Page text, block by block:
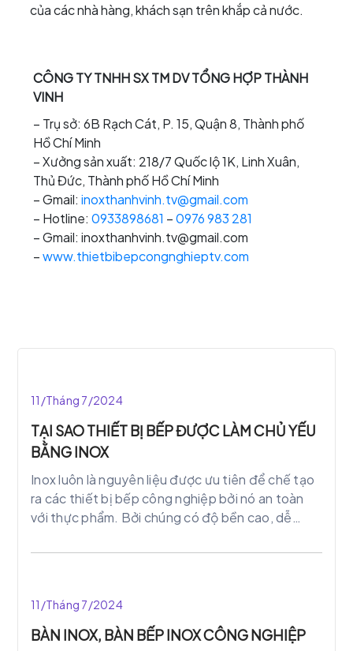
của các nhà hàng, khách sạn trên khắp cả nước.
CÔNG TY TNHH SX TM DV TỔNG HỢP THÀNH
VINH
– Trụ sở: 6B Rạch Cát, P. 15, Quận 8, Thành phố
Hồ Chí Minh
– Xưởng sản xuất: 218/7 Quốc lộ 1K, Linh Xuân,
Thủ Đức, Thành phố Hồ Chí Minh
– Gmail: inoxthanhvinh.tv@gmail.com
– Hotline: 0933898681 –0976 983 281
– Gmail: inoxthanhvinh.tv@gmail.com
–www.thietbibepcongnghieptv.com
11/Tháng 7/2024
TẠI SAO THIẾT BỊ BẾP ĐƯỢC LÀM CHỦ YẾU
BẰNG INOX
Inox luôn là nguyên liệu được ưu tiên để chế tạo
ra các thiết bị bếp công nghiệp bởi nó an toàn
với thực phẩm. Bởi chúng có độ bền cao, dễ
cho không gian nhà bếp. Ngoài ra, inox có khả
11/Tháng 7/2024
BÀN INOX, BÀN BẾP INOX CÔNG NGHIỆP